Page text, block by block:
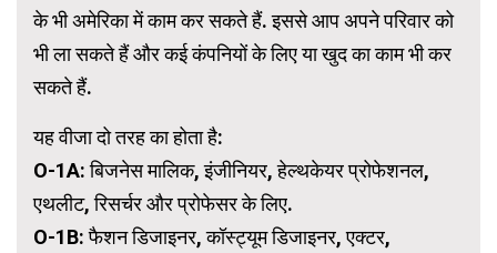
के भी अमेरिका में काम कर सकते हैं. इससे आप अपने परिवार को
भी ला सकते हैं और कई कंपनियों के लिए या खुद का काम भी कर
सकते हैं.
यह वीजा दो तरह का होता है:
O-1A: बिजनेस मालिक, इंजीनियर, हेल्थकेयर प्रोफेशनल,
एथलीट, रिसर्चर और प्रोफेसर के लिए.
O-1B: फैशन डिजाइनर, कॉस्ट्यूम डिजाइनर, एक्टर,